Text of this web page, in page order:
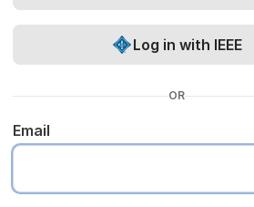
Log in with IEEE
OR
Email